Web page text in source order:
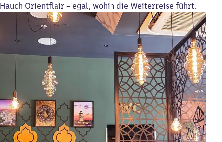
Hauch Orientflair – egal, wohin die Weiterreise führt.